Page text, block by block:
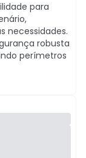
para
necessidades.
robusta
perímetros